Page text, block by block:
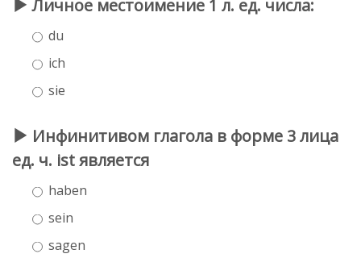
Личное местоимение 1 л. ед. числа:
du
ich
sie
Инфинитивом глагола в форме 3 лица
ед. ч. ist является
haben
sein
sagen